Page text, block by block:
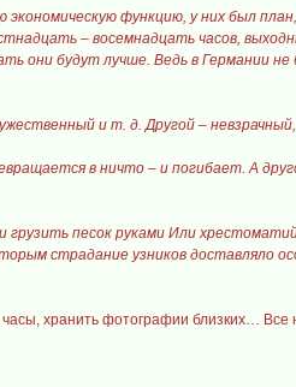
функцию, у них был
– восемнадцать часов,
будут лучше. Ведь в Германии не
и т. д. Другой –
в ничто – и погибает. А
грузить песок руками Или
страдание узников доставляло
хранить фотографии близких… Все